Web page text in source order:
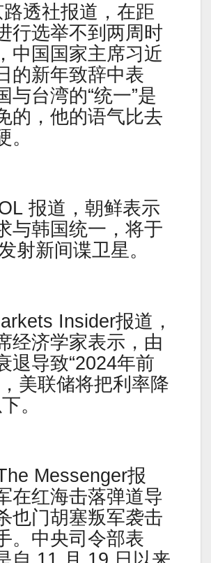
透社报道，在距
行选举不到两周时
中国国家主席习近
的新年致辞中表
与台湾的“统一”是
的，他的语气比去
。
报道，朝鲜表示
与韩国统一，将于
射新间谍卫星。
Insider报道，
经济学家表示，由
退导致“2024年前
美联储将把利率降
。
Messenger报
在红海击落弹道导
也门胡塞叛军袭击
。中央司令部表